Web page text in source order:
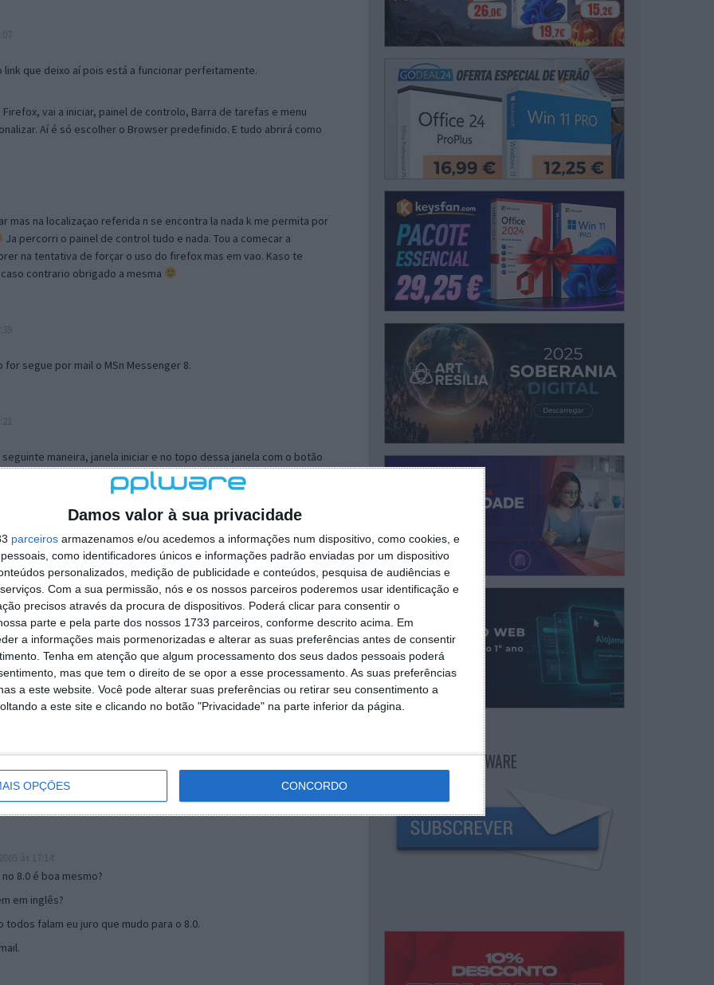
Damos valor à sua privacidade
parceiros armazenamos e/ou acedemos a informações num dispositivo, como cookies, e
como identificadores únicos e informações padrão enviadas por um dispositivo
personalizados, medição de publicidade e conteúdos, pesquisa de audiências e
Com a sua permissão, nós e os nossos parceiros poderemos usar identificação e
precisos através da procura de dispositivos. Poderá clicar para consentir o
parte e pela parte dos nossos 1733 parceiros, conforme descrito acima. Em
a informações mais pormenorizadas e alterar as suas preferências antes de consentir
Tenha em atenção que algum processamento dos seus dados pessoais poderá
mas que tem o direito de se opor a esse processamento. As suas preferências
a este website. Você pode alterar suas preferências ou retirar seu consentimento a
a este site e clicando no botão "Privacidade" na parte inferior da página.
OPÇÕES CONCORDO
que deixo aí pois está a funcionar perfeitamente.
vai a iniciar, painel de controlo, Barra de tarefas e menu
Aí é só escolher o Browser predefinido. E tudo abrirá como
mas na localizaçao referida n se encontra la nada k me permita por
Ja percorri o painel de control tudo e nada. Tou a comecar a
na tentativa de forçar o uso do firefox mas em vao. Kaso te
contrario obrigado a mesma
for segue por mail o MSn Messenger 8.
maneira, janela iniciar e no topo dessa janela com o botão
separador Menu ‘Iniciar’ clica no botão ‘Personalizar’ aí
escolheres o Browser com que queres navegar e o gestor de
ao teu Firefox e nas ferramentas ou tools escolhes ‘Opções’ ou
e logo perto do fim encontras um local para colocares um visto
é o browser predefinido.
mail algum.
17:00
8.0 é boa mesmo?
em inglês?
falam eu juro que mudo para o 8.0.
NEWSLETTER PPLWARE